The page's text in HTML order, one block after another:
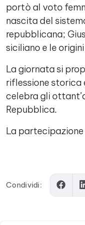
portò al voto
nascita del
repubblicana;
siciliano e le
La giornata si
riflessione storica
celebra gli
Repubblica.
La partecipazione
Comments
Condividi: